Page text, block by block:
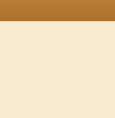
【口播】焦